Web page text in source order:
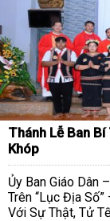
Thánh Lễ Ban
Khóp
Ủy Ban Giáo Dân
Trên “Lục Địa
Với Sự Thật, Tử